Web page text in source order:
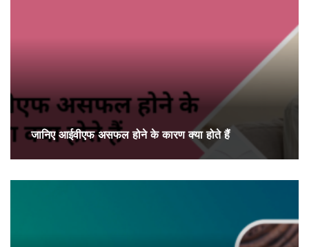
जानिए आईवीएफ असफल होने के कारण क्या होते हैं